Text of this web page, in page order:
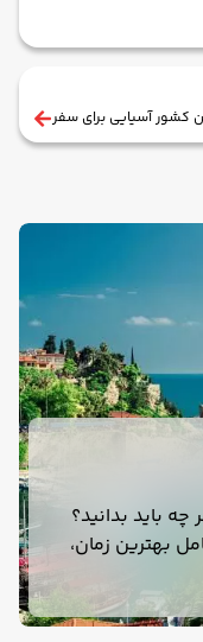
کشور آسیایی برای سفر
باید بدانید؟
بهترین زمان،
و تور ازمیر.